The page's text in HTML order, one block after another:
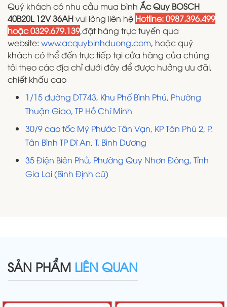
Quý khách có nhu cầu mua bình Ắc Quy BOSCH
40B20L 12V 36AHvui lòng liên hệ Hotline: 0987.396.499
hoặc 0329.679.139,đặt hàng trực tuyến qua
website: www.acquybinhduong.com, hoặc quý
khách có thể đến trực tiếp tại cửa hàng của chúng
tôi theo các địa chỉ dưới đây để được hưởng ưu đãi,
chiết khấu cao
1/15 đường DT743, Khu Phố Bình Phú, Phường
Thuận Giao, TP Hồ Chí Minh
30/9 cao tốc Mỹ Phước Tân Vạn, KP Tân Phú 2, P.
Tân Bình TP Dĩ An, T. Bình Dương
35 Điện Biên Phủ, Phường Quy Nhơn Đông, Tỉnh
Gia Lai (Bình Định cũ)
SẢN PHẨM LIÊN QUAN